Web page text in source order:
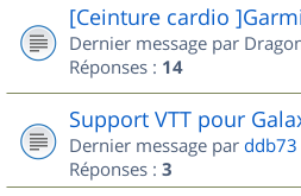
[Ceinture cardio
Dernier message par
Réponses : 14
Support VTT pour
Dernier message par ddb73
Réponses : 3